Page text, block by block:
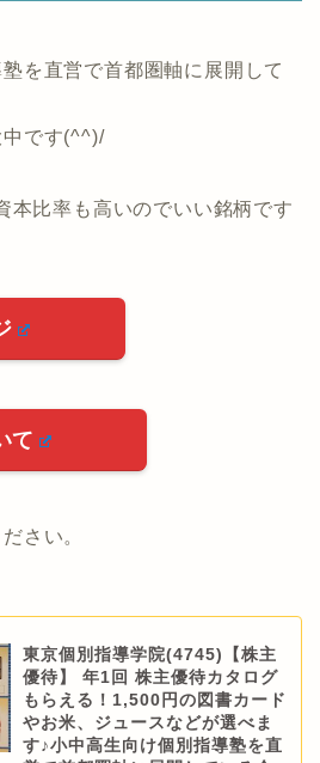
を直営で首都圏軸に展開して
中です(^^)/
本比率も高いのでいい銘柄です
て
さい。
東京個別指導学院(4745)【株主
優待】 年1回 株主優待カタログ
もらえる！1,500円の図書カード
やお米、ジュースなどが選べま
す♪小中高生向け個別指導塾を直